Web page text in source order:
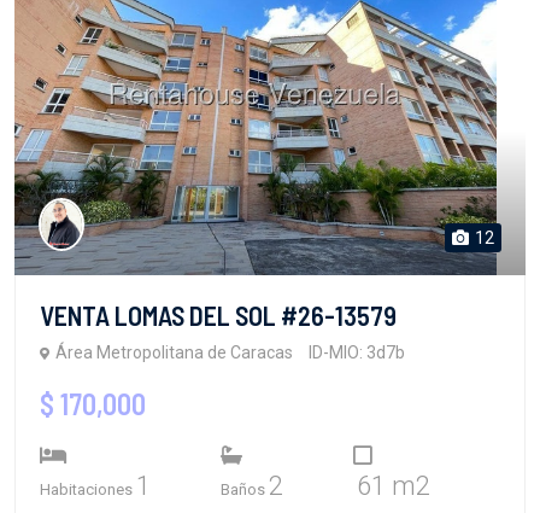
12
VENTA LOMAS DEL SOL #26-13579
Área Metropolitana de Caracas ID-MIO: 3d7b
$ 170,000
Habitaciones 1 Baños 2 61 m2